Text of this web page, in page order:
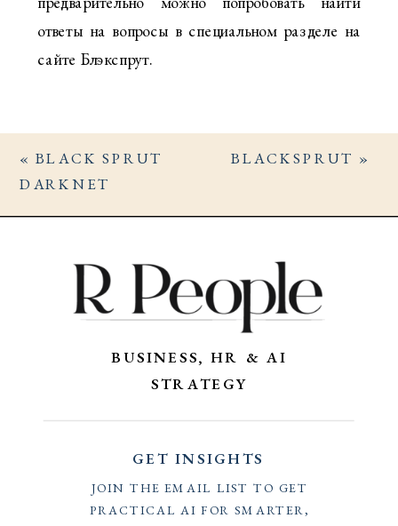
ответы на вопросы в специальном разделе на
сайте Блэкспрут.
«BLACK SPRUT
DARKNET
BLACKSPRUT »
BUSINESS, HR & AI
STRATEGY
GET INSIGHTS
JOIN THE EMAIL LIST TO GET
PRACTICAL AI FOR SMARTER,